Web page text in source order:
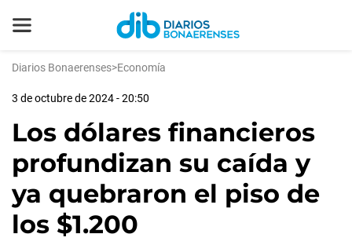
Diarios Bonaerenses>Economía
3 de octubre de 2024 - 20:50
Los dólares financieros
profundizan su caída y
ya quebraron el piso de
los $1.200